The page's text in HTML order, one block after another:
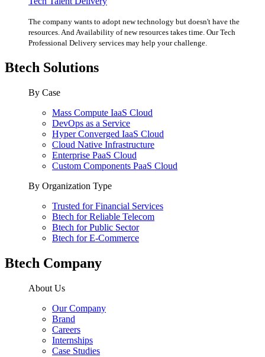
The company wants to adopt new technology but doesn't have the
resources. And Availability of new resources takes time. Our Tech
Professional Delivery services may help your challenge.
Btech Solutions
By Case
Mass Compute IaaS Cloud
DevOps as a Service
Hyper Converged IaaS Cloud
Cloud Native Infrastructure
Enterprise PaaS Cloud
Custom Components PaaS Cloud
By Organization Type
Trusted for Financial Services
Btech for Reliable Telecom
Btech for Public Sector
Btech for E-Commerce
Btech Company
About Us
Our Company
Brand
Careers
Internships
Case Studies